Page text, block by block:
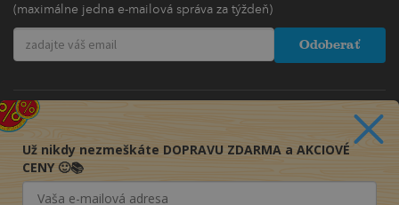
(maximálne jedna e-mailová správa za týždeň)
Odoberať
Už nikdy nezmeškáte DOPRAVU ZDARMA a AKCIOVÉ
CENY 🙂📚